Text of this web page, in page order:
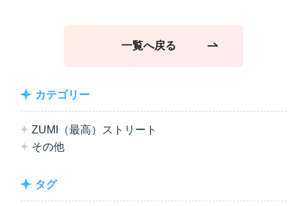
一覧へ戻る
カテゴリー
ZUMI（最高）ストリート
その他
タグ